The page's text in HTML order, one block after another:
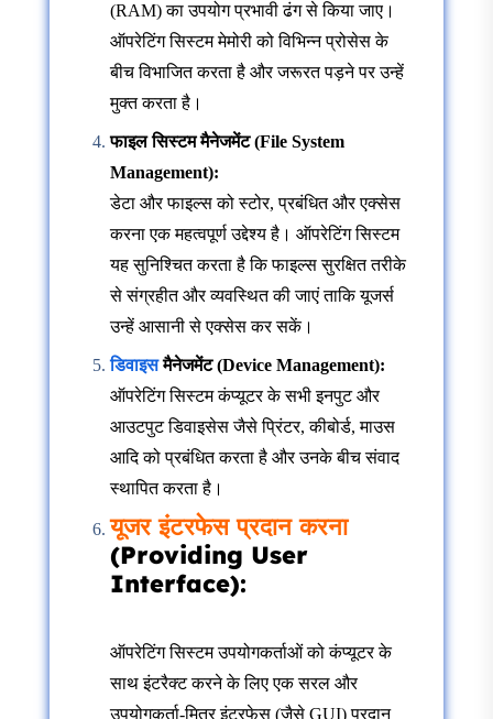
(RAM) का उपयोग प्रभावी ढंग से किया जाए।
ऑपरेटिंग सिस्टम मेमोरी को विभिन्न प्रोसेस के
बीच विभाजित करता है और जरूरत पड़ने पर उन्हें
मुक्त करता है।
फाइल सिस्टम मैनेजमेंट (File System
Management):
डेटा और फाइल्स को स्टोर, प्रबंधित और एक्सेस
करना एक महत्वपूर्ण उद्देश्य है। ऑपरेटिंग सिस्टम
यह सुनिश्चित करता है कि फाइल्स सुरक्षित तरीके
से संग्रहीत और व्यवस्थित की जाएं ताकि यूजर्स
उन्हें आसानी से एक्सेस कर सकें।
डिवाइसमैनेजमेंट (Device Management):
ऑपरेटिंग सिस्टम कंप्यूटर के सभी इनपुट और
आउटपुट डिवाइसेस जैसे प्रिंटर, कीबोर्ड, माउस
आदि को प्रबंधित करता है और उनके बीच संवाद
स्थापित करता है।
यूजर इंटरफेस प्रदान करना
(Providing User
Interface):
ऑपरेटिंग सिस्टम उपयोगकर्ताओं को कंप्यूटर के
साथ इंटरैक्ट करने के लिए एक सरल और
उपयोगकर्ता-मित्र इंटरफेस (जैसे GUI) प्रदान